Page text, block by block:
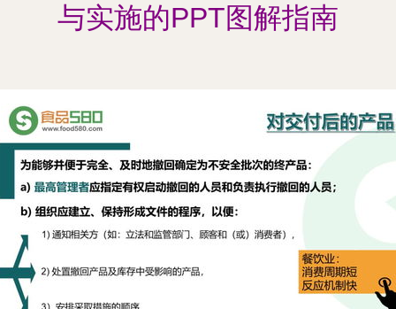
与实施的PPT图解指南